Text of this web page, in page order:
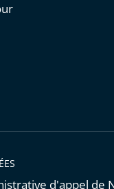
d'appel de